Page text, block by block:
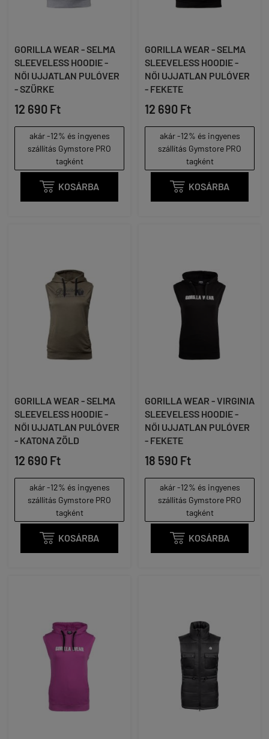
GORILLA WEAR - SELMA
SLEEVELESS HOODIE -
NŐI UJJATLAN PULÓVER
- SZÜRKE
12 690 Ft
akár -12% és ingyenes
szállítás Gymstore PRO
tagként
 KOSÁRBA
GORILLA WEAR - SELMA
SLEEVELESS HOODIE -
NŐI UJJATLAN PULÓVER
- FEKETE
12 690 Ft
akár -12% és ingyenes
szállítás Gymstore PRO
tagként
 KOSÁRBA
GORILLA WEAR - SELMA
SLEEVELESS HOODIE -
NŐI UJJATLAN PULÓVER
- KATONA ZÖLD
12 690 Ft
akár -12% és ingyenes
szállítás Gymstore PRO
tagként
 KOSÁRBA
GORILLA WEAR - VIRGINIA
SLEEVELESS HOODIE -
NŐI UJJATLAN PULÓVER
- FEKETE
18 590 Ft
akár -12% és ingyenes
szállítás Gymstore PRO
tagként
 KOSÁRBA